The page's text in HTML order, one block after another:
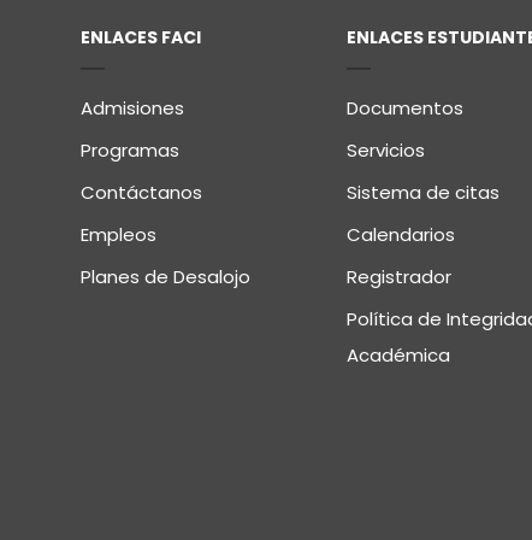
ENLACES FACI
Admisiones
Programas
Contáctanos
Empleos
Planes de Desalojo
ENLACES
Documentos
Servicios
Sistema de citas
Calendarios
Registrador
Política de
Académica